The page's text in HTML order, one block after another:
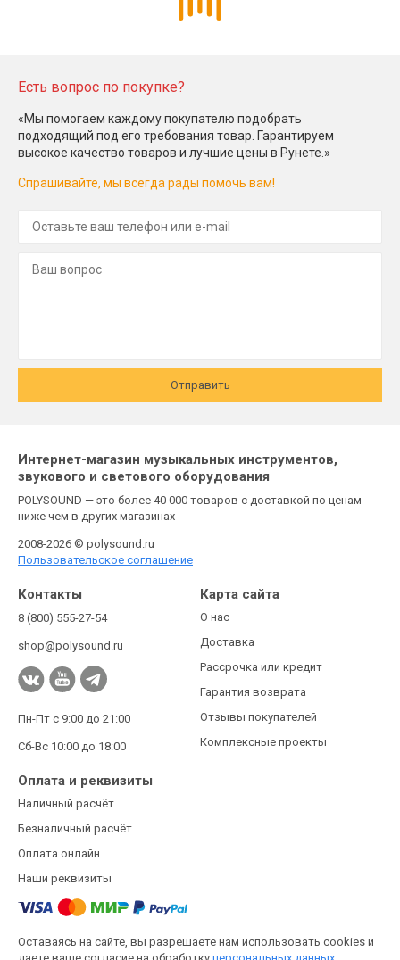
Есть вопрос по покупке?
«Мы помогаем каждому покупателю подобрать
подходящий под его требования товар. Гарантируем
высокое качество товаров и лучшие цены в Рунете.»
Спрашивайте, мы всегда рады помочь вам!
Отправить
Интернет-магазин музыкальных инструментов,
звукового и светового оборудования
POLYSOUND — это более 40 000 товаров с доставкой по ценам
ниже чем в других магазинах
2008-2026 © polysound.ru
Пользовательское соглашение
Контакты
8 (800) 555-27-54
shop@polysound.ru
Пн-Пт с 9:00 до 21:00
Сб-Вс 10:00 до 18:00
Карта сайта
О нас
Доставка
Рассрочка или кредит
Гарантия возврата
Отзывы покупателей
Комплексные проекты
Оплата и реквизиты
Наличный расчёт
Безналичный расчёт
Оплата онлайн
Наши реквизиты
Оставаясь на сайте, вы разрешаете нам использовать cookies и